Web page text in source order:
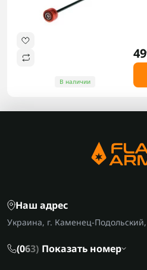
В наличии
Наш адрес
Украина, г. Каменец-Подольский,
(063) Показать номер